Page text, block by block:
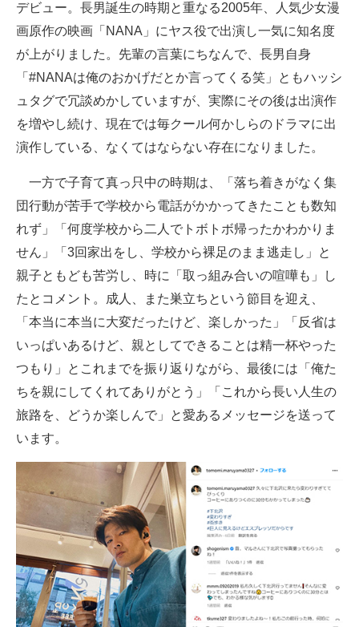
ちょっと気になるネットの話題
デビュー。長男誕生の時期と重なる2005年、人気少女漫
画原作の映画「NANA」にヤス役で出演し一気に知名度
が上がりました。先輩の言葉にちなんで、長男自身
「#NANAは俺のおかげだとか言ってくる笑」ともハッシ
ュタグで冗談めかしていますが、実際にその後は出演作
を増やし続け、現在では毎クール何かしらのドラマに出
演作している、なくてはならない存在になりました。
一方で子育て真っ只中の時期は、「落ち着きがなく集
団行動が苦手で学校から電話がかかってきたことも数知
れず」「何度学校から二人でトボトボ帰ったかわかりま
せん」「3回家出をし、学校から裸足のまま逃走し」と
親子ともども苦労し、時に「取っ組み合いの喧嘩も」し
たとコメント。成人、また巣立ちという節目を迎え、
「本当に本当に大変だったけど、楽しかった」「反省は
いっぱいあるけど、親としてできることは精一杯やった
つもり」とこれまでを振り返りながら、最後には「俺た
ちを親にしてくれてありがとう」「これから長い人生の
旅路を、どうか楽しんで」と愛あるメッセージを送って
います。